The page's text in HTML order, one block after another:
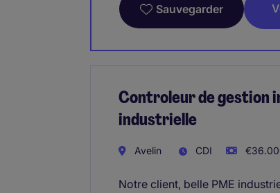
Sauvegarder
Controleur de gestion
industrielle
Avelin CDI
Notre client, belle PME